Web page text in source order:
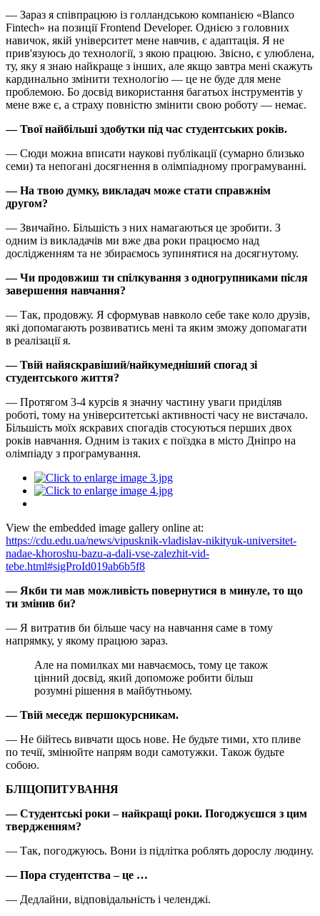
— Зараз я співпрацюю із голландською компанією «Blanco
Fintech» на позиції Frontend Developer. Однією з головних
навичок, якій університет мене навчив, є адаптація. Я не
прив'язуюсь до технології, з якою працюю. Звісно, є улюблена,
ту, яку я знаю найкраще з інших, але якщо завтра мені скажуть
кардинально змінити технологію — це не буде для мене
проблемою. Бо досвід використання багатьох інструментів у
мене вже є, а страху повністю змінити свою роботу — немає.
— Твої найбільші здобутки під час студентських років.
— Сюди можна вписати наукові публікації (сумарно близько
семи) та непогані досягнення в олімпіадному програмуванні.
— На твою думку, викладач може стати справжнім
другом?
— Звичайно. Більшість з них намагаються це зробити. З
одним із викладачів ми вже два роки працюємо над
дослідженням та не збираємось зупинятися на досягнутому.
— Чи продовжиш ти спілкування з одногрупниками після
завершення навчання?
— Так, продовжу. Я сформував навколо себе таке коло друзів,
які допомагають розвиватись мені та яким зможу допомагати
в реалізації я.
— Твій найяскравіший/найкумедніший спогад зі
студентського життя?
— Протягом 3-4 курсів я значну частину уваги приділяв
роботі, тому на університетські активності часу не вистачало.
Більшість моїх яскравих спогадів стосуються перших двох
років навчання. Одним із таких є поїздка в місто Дніпро на
олімпіаду з програмування.
View the embedded image gallery online at:
https://cdu.edu.ua/news/vipusknik-vladislav-nikityuk-universitet-
nadae-khoroshu-bazu-a-dali-vse-zalezhit-vid-
tebe.html#sigProId019ab6b5f8
— Якби ти мав можливість повернутися в минуле, то що
ти змінив би?
— Я витратив би більше часу на навчання саме в тому
напрямку, у якому працюю зараз.
Але на помилках ми навчаємось, тому це також
цінний досвід, який допоможе робити більш
розумні рішення в майбутньому.
— Твій меседж першокурсникам.
— Не бійтесь вивчати щось нове. Не будьте тими, хто пливе
по течії, змінюйте напрям води самотужки. Також будьте
собою.
БЛІЦОПИТУВАННЯ
— Студентські роки – найкращі роки. Погоджуєшся з цим
твердженням?
— Так, погоджуюсь. Вони із підлітка роблять дорослу людину.
— Пора студентства – це …
— Дедлайни, відповідальність і челенджі.